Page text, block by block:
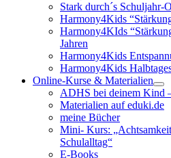
Stark durch´s Schuljahr-
Harmony4Kids
Harmony4KIds
Jahren
Harmony4Kids
Harmony4Kids
Online-Kurse & Materialien
ADHS bei deinem Kind
Materialien auf eduki.de
meine Bücher
Mini- Kurs:
Schulalltag“
E-Books